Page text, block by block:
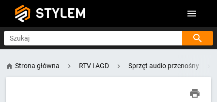
STYLEM
Szukaj
Strona główna RTV i AGD Sprzęt audio przenośny